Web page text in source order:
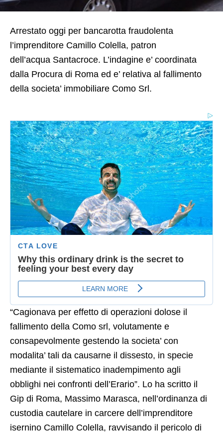
Arrestato oggi per bancarotta fraudolenta
l’imprenditore Camillo Colella, patron
dell’acqua Santacroce. L’indagine e’ coordinata
dalla Procura di Roma ed e’ relativa al fallimento
della societa’ immobiliare Como Srl.
“Cagionava per effetto di operazioni dolose il
fallimento della Como srl, volutamente e
consapevolmente gestendo la societa’ con
modalita’ tali da causarne il dissesto, in specie
mediante il sistematico inadempimento agli
obblighi nei confronti dell’Erario”. Lo ha scritto il
Gip di Roma, Massimo Marasca, nell’ordinanza di
custodia cautelare in carcere dell’imprenditore
isernino Camillo Colella, ravvisando il pericolo di